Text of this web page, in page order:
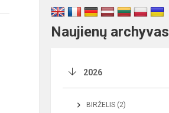
Naujienų archyvas
2026
BIRŽELIS (2)